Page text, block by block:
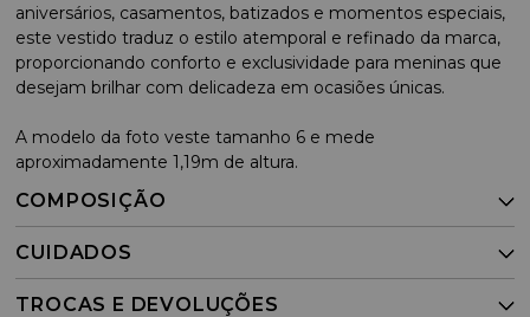
aniversários, casamentos, batizados e momentos especiais,
este vestido traduz o estilo atemporal e refinado da marca,
proporcionando conforto e exclusividade para meninas que
desejam brilhar com delicadeza em ocasiões únicas.
A modelo da foto veste tamanho 6 e mede
aproximadamente 1,19m de altura.
COMPOSIÇÃO
CUIDADOS
TROCAS E DEVOLUÇÕES